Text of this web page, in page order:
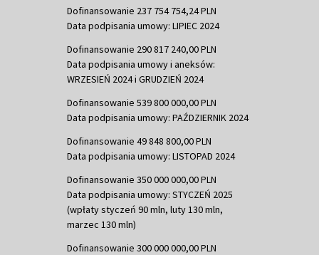
Dofinansowanie 237 754 754,24 PLN
Data podpisania umowy: LIPIEC 2024
Dofinansowanie 290 817 240,00 PLN
Data podpisania umowy i aneksów:
WRZESIEŃ 2024 i GRUDZIEŃ 2024
Dofinansowanie 539 800 000,00 PLN
Data podpisania umowy: PAŹDZIERNIK 2024
Dofinansowanie 49 848 800,00 PLN
Data podpisania umowy: LISTOPAD 2024
Dofinansowanie 350 000 000,00 PLN
Data podpisania umowy: STYCZEŃ 2025
(wpłaty styczeń 90 mln, luty 130 mln,
marzec 130 mln)
Dofinansowanie 300 000 000,00 PLN